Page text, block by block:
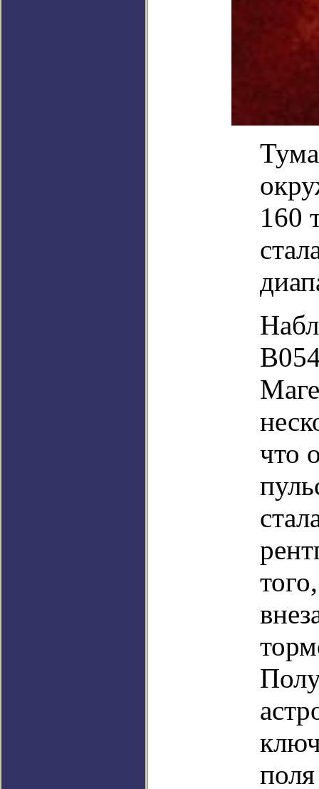
160
что